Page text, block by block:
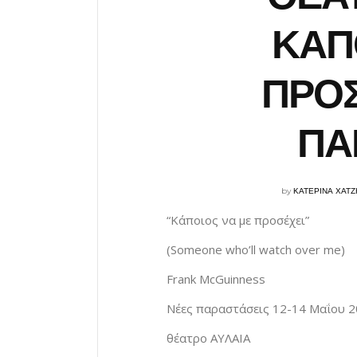
byΚΑΤΕΡΙΝΑ
“Κάποιος να με προσέχει”
(Someone who’ll watch over me)
Frank McGuinness
Νέες παραστάσεις 12-14 Μαΐου
θέατρο ΑΥΛΑΙΑ